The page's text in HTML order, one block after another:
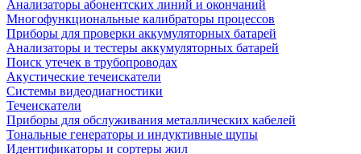
Анализаторы абонентских линий и окончаний
Многофункциональные калибраторы процессов
Приборы для проверки аккумуляторных батарей
Анализаторы и тестеры аккумуляторных батарей
Поиск утечек в трубопроводах
Акустические течеискатели
Системы видеодиагностики
Течеискатели
Приборы для обслуживания металлических кабелей
Тональные генераторы и индуктивные щупы
Идентификаторы и сортеры жил